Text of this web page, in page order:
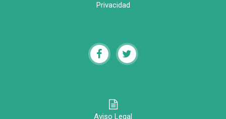
Privacidad
Aviso Legal